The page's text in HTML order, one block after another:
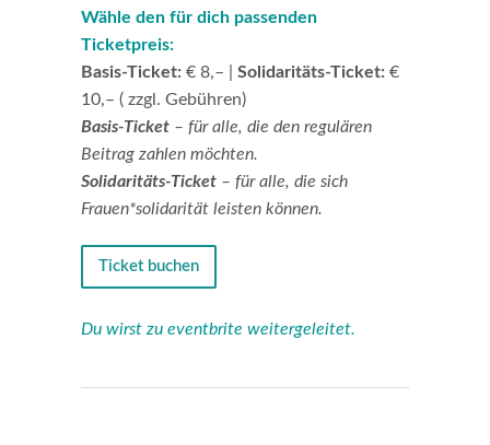
Wähle den für dich passenden
Ticketpreis:
Basis-Ticket: € 8,– | Solidaritäts-Ticket: €
10,– ( zzgl. Gebühren)
Basis-Ticket – für alle, die den regulären
Beitrag zahlen möchten.
Solidaritäts-Ticket – für alle, die sich
Frauen*solidarität leisten können.
Ticket buchen
Du wirst zu eventbrite weitergeleitet.